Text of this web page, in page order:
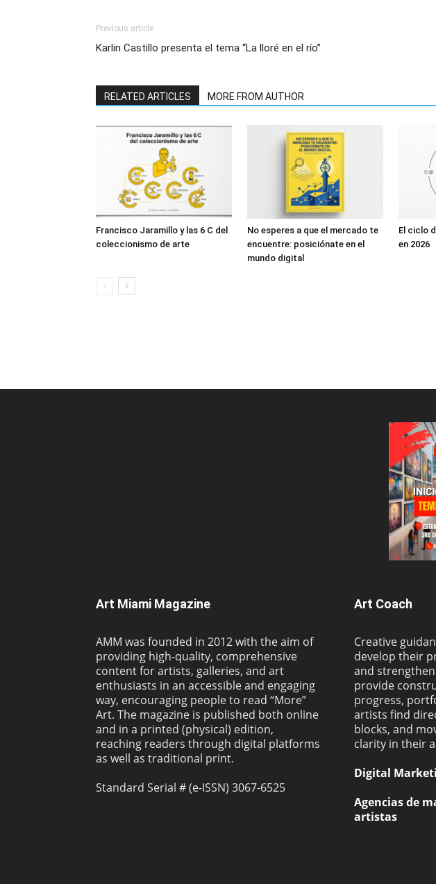
Previous article
Karlin Castillo presenta el tema “La lloré en el río”
RELATED ARTICLES MORE FROM AUTHOR
Francisco Jaramillo y las 6 C del
coleccionismo de arte
No esperes a que el mercado te
encuentre: posiciónate en el
mundo digital
El ciclo
en 2026
Art Miami Magazine
AMM was founded in 2012 with the aim of
providing high-quality, comprehensive
content for artists, galleries, and art
enthusiasts in an accessible and engaging
way, encouraging people to read “More”
Art. The magazine is published both online
and in a printed (physical) edition,
reaching readers through digital platforms
as well as traditional print.
Standard Serial # (e-ISSN) 3067-6525
Art Coach
Creative
develop their
and
provide
progress,
artists find
blocks, and
clarity in their
Digital
Agencias de
artistas